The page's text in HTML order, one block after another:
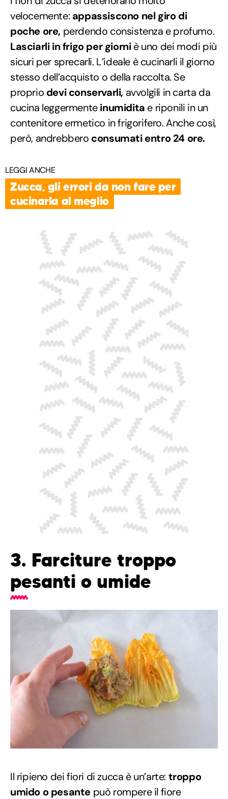
velocemente: appassiscono nel giro di
poche ore, perdendo consistenza e profumo.
Lasciarli in frigo per giorniè uno dei modi più
sicuri per sprecarli. L’ideale è cucinarli il giorno
stesso dell’acquisto o della raccolta. Se
proprio devi conservarli, avvolgili in carta da
cucina leggermenteinumidita e riponili in un
contenitore ermetico in frigorifero. Anche così,
però, andrebbero consumati entro 24 ore.
LEGGI ANCHE
Zucca, gli errori da non fare per
cucinarla al meglio
3. Farciture troppo
pesanti o umide
Il ripieno dei fiori di zucca è un’arte: troppo
umido o pesante può rompere il fiore